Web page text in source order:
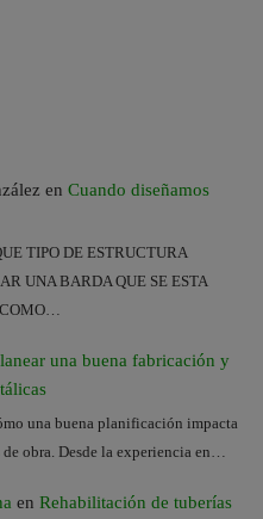
en Cuando diseñamos
TIPO DE ESTRUCTURA
UNA BARDA QUE SE ESTA
una buena fabricación y
una buena planificación impacta
obra. Desde la experiencia en…
en Rehabilitación de tuberías